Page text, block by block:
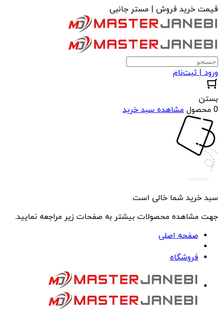
قیمت خرید فروش | مستر جانبی
ورود | ثبت‌نام
بستن
0 محصول
مشاهده سبد خرید
سبد خرید شما خالی است.
جهت مشاهده محصولات بیشتر به صفحات زیر مراجعه نمایید.
صفحه اصلی
فروشگاه